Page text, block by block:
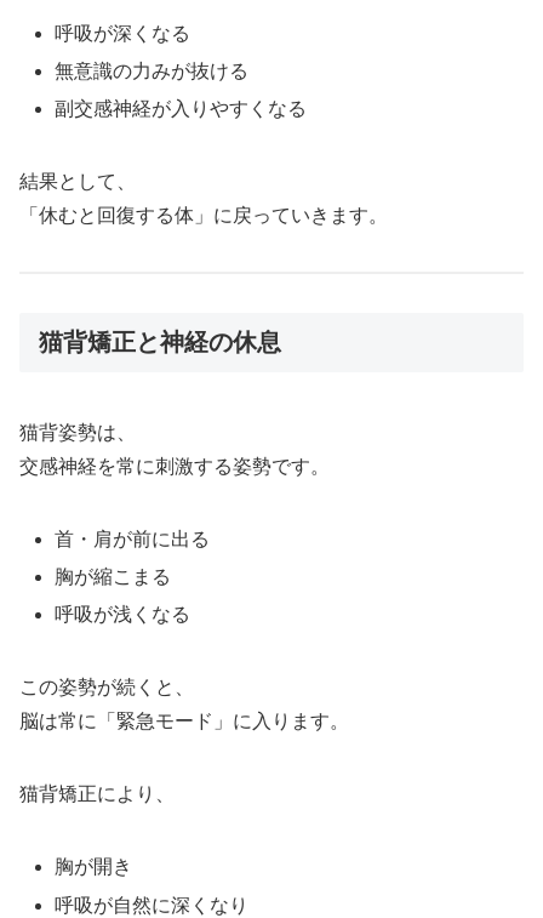
呼吸が深くなる
無意識の力みが抜ける
副交感神経が入りやすくなる
結果として、
「休むと回復する体」に戻っていきます。
猫背矯正と神経の休息
猫背姿勢は、
交感神経を常に刺激する姿勢です。
首・肩が前に出る
胸が縮こまる
呼吸が浅くなる
この姿勢が続くと、
脳は常に「緊急モード」に入ります。
猫背矯正により、
胸が開き
呼吸が自然に深くなり